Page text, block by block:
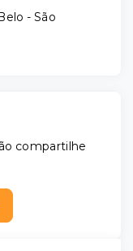
- São
compartilhe